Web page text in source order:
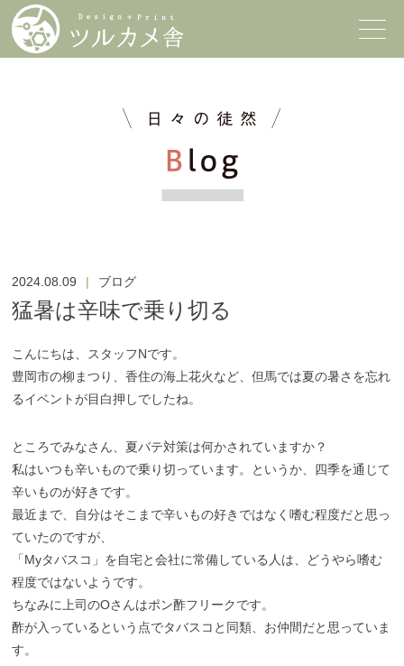
2024.08.09 ブログ
猛暑は辛味で乗り切る
こんにちは、スタッフNです。
豊岡市の柳まつり、香住の海上花火など、但馬では夏の暑さを忘れ
るイベントが目白押しでしたね。
ところでみなさん、夏バテ対策は何かされていますか？
私はいつも辛いもので乗り切っています。というか、四季を通じて
辛いものが好きです。
最近まで、自分はそこまで辛いもの好きではなく嗜む程度だと思っ
ていたのですが、
「Myタバスコ」を自宅と会社に常備している人は、どうやら嗜む
程度ではないようです。
ちなみに上司のOさんはポン酢フリークです。
酢が入っているという点でタバスコと同類、お仲間だと思っていま
す。